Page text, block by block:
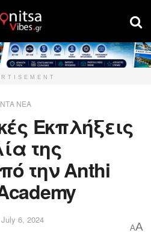
ΝΕΑ
Εκπλήξεις
της
την Anthi
July 6, 2024
AA